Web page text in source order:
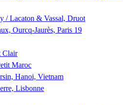
/ Lacaton & Vassal, Druot
Ourcq-Jaurès, Paris 19
Clair
Maroc
Hanoi, Vietnam
Lisbonne